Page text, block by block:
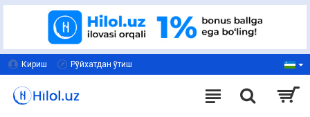
Кириш Рўйхатдан ўтиш